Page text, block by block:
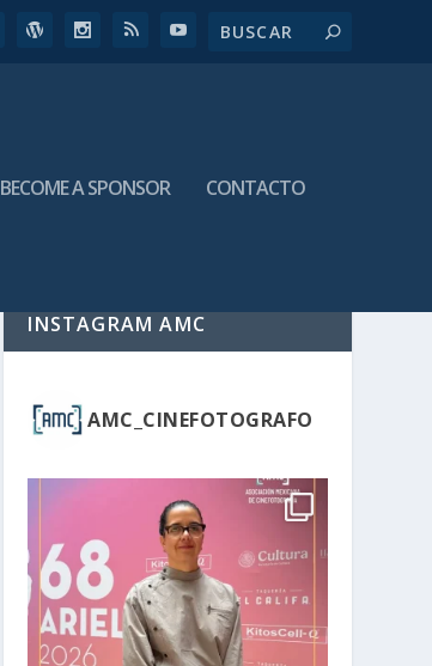
BECOME A SPONSOR CONTACTO
INSTAGRAM AMC
AMC_CINEFOTOGRAFO